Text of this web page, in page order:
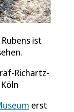
ist
Richartz-
erst